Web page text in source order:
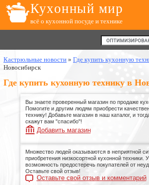
Кухонный мир
всё о кухонной посуде и технике
Кастрюльные новости » Где купить кухонную
Новосибирск
Где купить кухонную технику в
Вы знаете проверенный магазин по продаже
Помогите и другим людям приобрести
технику! Добавьте магазин в наш каталог, и
скажут вам "спасибо"!
Добавить магазин
Множество людей оказываются в неприятной
приобретения низкосортной кухонной техники.
возможность предостеречь покупателей от
Оставьте свой отзыв!
Оставьте свой отзыв и комментарий